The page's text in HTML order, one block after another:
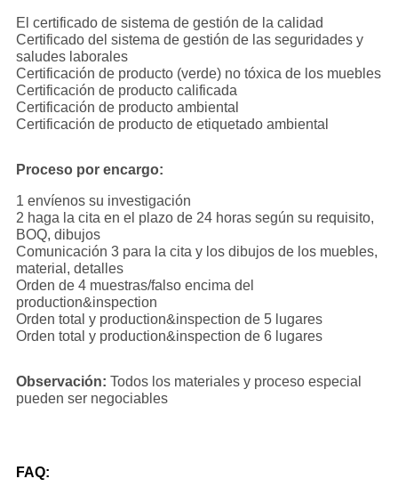
El certificado de sistema de gestión de la calidad
Certificado del sistema de gestión de las seguridades y
saludes laborales
Certificación de producto (verde) no tóxica de los muebles
Certificación de producto calificada
Certificación de producto ambiental
Certificación de producto de etiquetado ambiental
Proceso por encargo:
1 envíenos su investigación
2 haga la cita en el plazo de 24 horas según su requisito,
BOQ, dibujos
Comunicación 3 para la cita y los dibujos de los muebles,
material, detalles
Orden de 4 muestras/falso encima del
production&inspection
Orden total y production&inspection de 5 lugares
Orden total y production&inspection de 6 lugares
Observación: Todos los materiales y proceso especial
pueden ser negociables
FAQ: